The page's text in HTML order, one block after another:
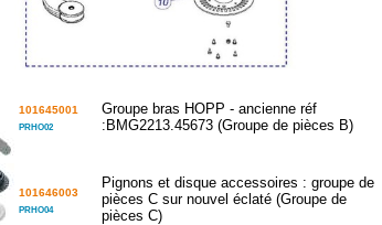
101645001
PRHO02
Groupe bras HOPP - ancienne réf
:BMG2213.45673 (Groupe de pièces B)
101646003
PRHO04
Pignons et disque accessoires : groupe de
pièces C sur nouvel éclaté (Groupe de
pièces C)